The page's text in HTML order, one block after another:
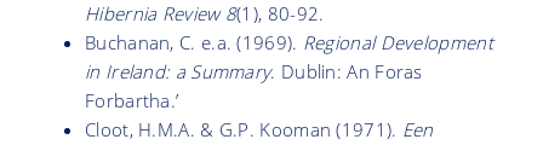
Hibernia Review 8(1), 80-92.
Buchanan, C. e.a. (1969). Regional Development
in Ireland: a Summary. Dublin: An Foras
Forbartha.’
Cloot, H.M.A. & G.P. Kooman (1971). Een